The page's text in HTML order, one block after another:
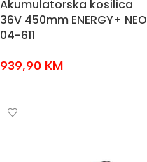
Akumulatorska kosilica
36V 450mm ENERGY+ NEO
04-611
939,90 KM